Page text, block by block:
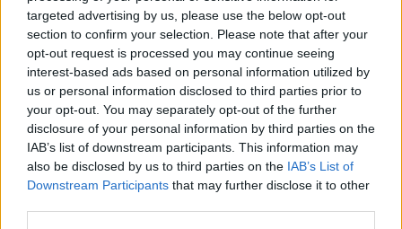
targeted advertising by us, please use the below opt-out
section to confirm your selection. Please note that after your
opt-out request is processed you may continue seeing
interest-based ads based on personal information utilized by
us or personal information disclosed to third parties prior to
your opt-out. You may separately opt-out of the further
disclosure of your personal information by third parties on the
IAB’s list of downstream participants. This information may
also be disclosed by us to third parties on the IAB’s List of
Downstream Participants that may further disclose it to other
La mejor parte es que ni por un solo segundo
consideré mis“restricciones de peso de
equipaje”, ¡porque no existe! ¡Puede recuperar la
mayor cantidad de champán, queso, pasteles,
regalos, salchichas o incluso piedras que pueda
caber en tu automóvil! Incluso puedes llevar a tu
perro o gato contigo cuando vayas (por supuesto,
debes resolver el pasaporte de tu mascota antes